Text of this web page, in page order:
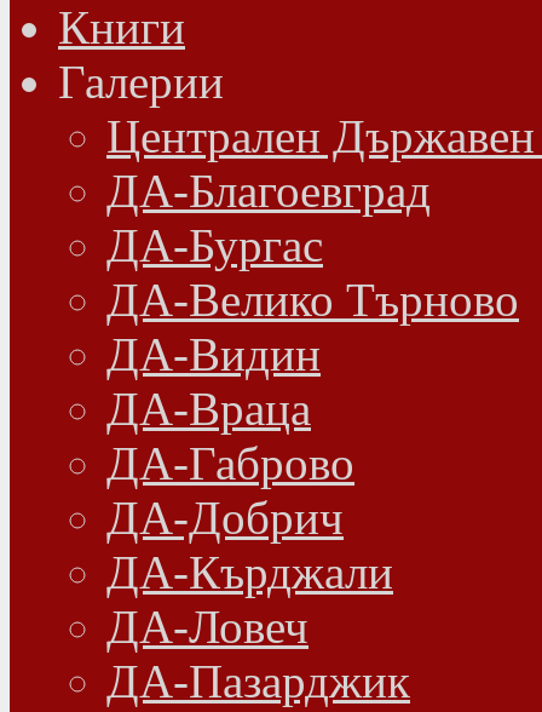
Книги
Галерии
Централен
ДА-Благоевград
ДА-Бургас
ДА-Велико Търново
ДА-Видин
ДА-Враца
ДА-Габрово
ДА-Добрич
ДА-Кърджали
ДА-Ловеч
ДА-Пазарджик